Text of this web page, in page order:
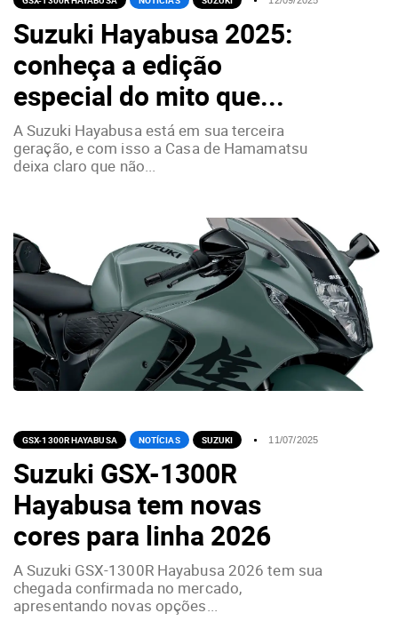
Suzuki Hayabusa 2025:
conheça a edição
especial do mito que...
A Suzuki Hayabusa está em sua terceira
geração, e com isso a Casa de Hamamatsu
deixa claro que não...
GSX-1300R HAYABUSA NOTÍCIAS SUZUKI 11/07/2025
Suzuki GSX-1300R
Hayabusa tem novas
cores para linha 2026
A Suzuki GSX-1300R Hayabusa 2026 tem sua
chegada confirmada no mercado,
apresentando novas opções...